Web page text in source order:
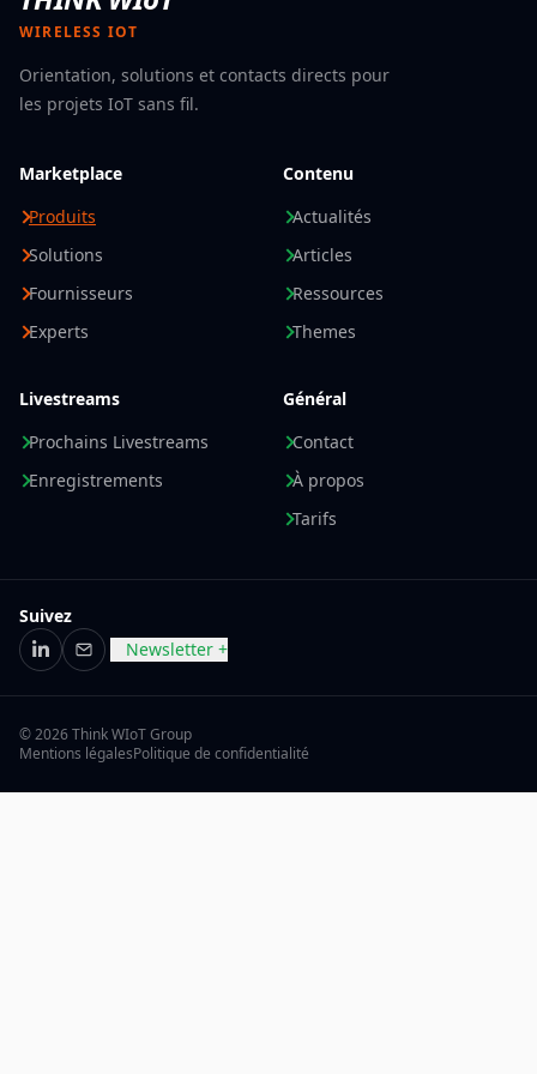
WIRELESS IOT
Orientation, solutions et contacts directs pour
les projets IoT sans fil.
Marketplace
Produits
Solutions
Fournisseurs
Experts
Contenu
Actualités
Articles
Ressources
Themes
Livestreams
Prochains Livestreams
Enregistrements
Général
Contact
À propos
Tarifs
Suivez
LinkedIn
E-mailNewsletter +
© 2026 Think WIoT Group
Mentions légalesPolitique de confidentialité